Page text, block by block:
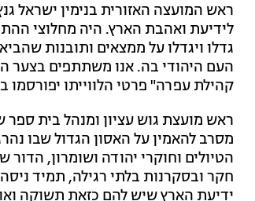
ראש המועצה האזורית בנימין ישראל
לידיעת ואהבת הארץ. היה מחלוצי
גדלו ויגדלו על ממצאים ותובנות
העם היהודי בה. אנו משתתפים בצער
קהילת עפרה" פרטי הלווייתו יפורסמו
ראש מועצת גוש עציון ומנהל בית ספר
מסרב להאמין על האסון הגדול שבו
הטיולים וחוקרי יהודה ושומרון,
חקר ובסקרנות בלתי רגילה, תמיד
ידיעת הארץ שיש להם כזאת תשוקה